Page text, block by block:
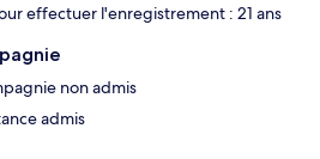
effectuer l'enregistrement : 21 ans
non admis
admis